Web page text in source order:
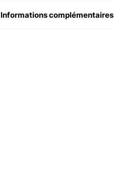
Informations complémentaires